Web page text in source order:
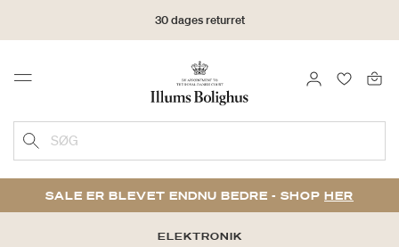
30 dages returret
Menu LOG IND
SØG
SALE ER BLEVET ENDNU BEDRE - SHOP HER
ELEKTRONIK